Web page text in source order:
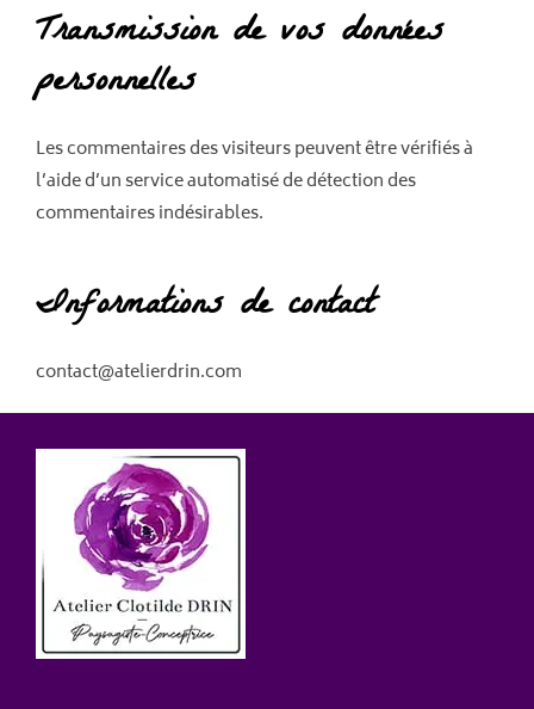
Transmission de vos données
personnelles
Les commentaires des visiteurs peuvent être vérifiés à
l’aide d’un service automatisé de détection des
commentaires indésirables.
Informations de contact
contact@atelierdrin.com